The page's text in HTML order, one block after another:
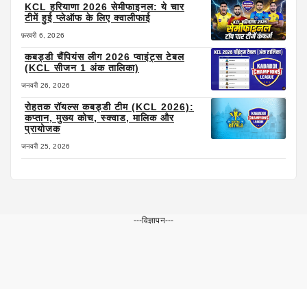
KCL हरियाणा 2026 सेमीफाइनल: ये चार
टीमें हुई प्लेऑफ के लिए क्वालीफाई
फ़रवरी 6, 2026
कबड्डी चैंपियंस लीग 2026 प्वाइंट्स टेबल
(KCL सीजन 1 अंक तालिका)
जनवरी 26, 2026
रोहतक रॉयल्स कबड्डी टीम (KCL 2026):
कप्तान, मुख्य कोच, स्क्वाड, मालिक और
प्रायोजक
जनवरी 25, 2026
---विज्ञापन---